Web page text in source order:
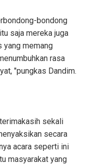
bondong
saja mereka juga
yang memang
rasa
"pungkas Dandim.
sekali
secara
acara seperti ini
masyarakat yang